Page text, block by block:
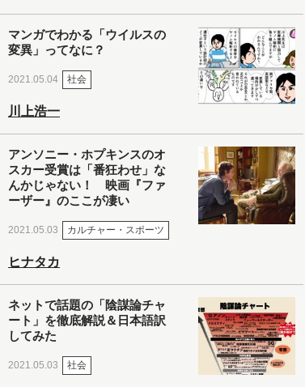
マンガでわかる「ウイルスの
変異」ってなに？
2021.05.04 社会
川上浩一
アンソニー・ホプキンスのオ
スカー受賞は「番狂わせ」な
んかじゃない！ 映画『ファ
ーザー』のここが凄い
2021.05.03 カルチャー・スポーツ
ヒナタカ
ネットで話題の「陰謀論チャ
ート」を徹底解説＆日本語訳
してみた
2021.05.03 社会